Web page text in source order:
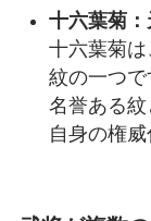
十六葉菊
十六葉菊
紋の一つ
名誉ある
自身の権